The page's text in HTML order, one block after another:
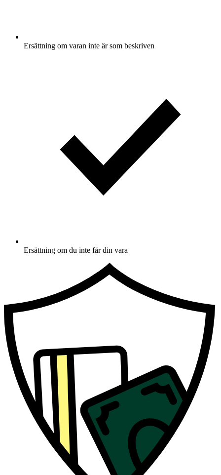
Ersättning om varan inte är som beskriven
Ersättning om du inte får din vara